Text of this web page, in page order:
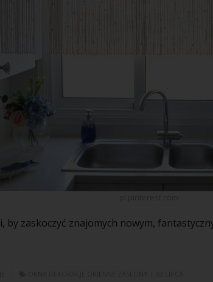
by zaskoczyć znajomych nowym,